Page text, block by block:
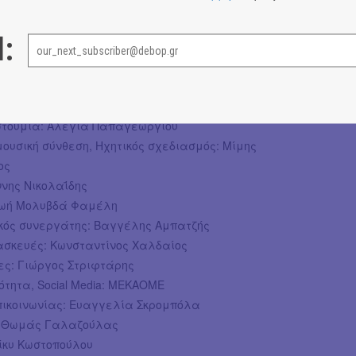
Σκηνοθεσία: Δημήτρης Λιόλιος
Αλέγια Παπαγεωργίου
σύνθεση, Ηχητικός σχεδιασμός: Μίμης
Νικολαΐδης
Μολυβδά Φαμέλη
συνεργάτης: Βαγγέλης Αμπατζής
Κωνσταντίνος Χαλδαίος
Γιώργος Στριφτάρης
Social Media: ΜΕΚΑΟΜΕ
Ευαγγελία Σκρομπόλα
Θωμάς Γαλαζούλας
Κωστοπούλου